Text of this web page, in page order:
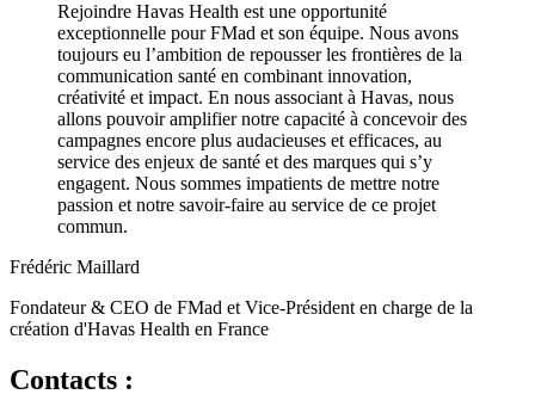
Rejoindre Havas Health est une opportunité
exceptionnelle pour FMad et son équipe. Nous avons
toujours eu l’ambition de repousser les frontières de la
communication santé en combinant innovation,
créativité et impact. En nous associant à Havas, nous
allons pouvoir amplifier notre capacité à concevoir des
campagnes encore plus audacieuses et efficaces, au
service des enjeux de santé et des marques qui s’y
engagent. Nous sommes impatients de mettre notre
passion et notre savoir-faire au service de ce projet
commun.
Frédéric Maillard
Fondateur & CEO de FMad et Vice-Président en charge de la
création d'Havas Health en France
Contacts :